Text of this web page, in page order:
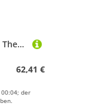
Altura Herren Progel Plus Thermo-Trägerhose, wasserabweisend, Marineblau, Größe XL
62,41 €
der